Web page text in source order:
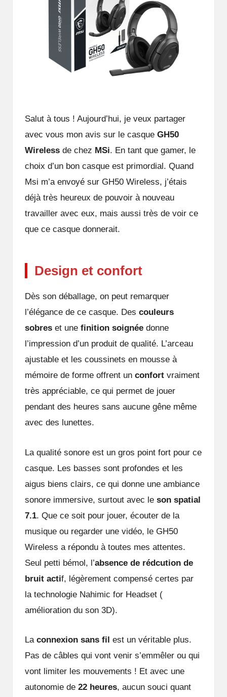
Salut à tous ! Aujourd’hui, je veux partager
avec vous mon avis sur le casque GH50
Wireless de chez MSi. En tant que gamer, le
choix d’un bon casque est primordial. Quand
Msi m’a envoyé sur GH50 Wireless, j’étais
déjà très heureux de pouvoir à nouveau
travailler avec eux, mais aussi très de voir ce
que ce casque donnerait.
Design et confort
Dès son déballage, on peut remarquer
l’élégance de ce casque. Des couleurs
sobres et une finition soignée donne
l’impression d’un produit de qualité. L’arceau
ajustable et les coussinets en mousse à
mémoire de forme offrent un confort vraiment
très appréciable, ce qui permet de jouer
pendant des heures sans aucune gêne même
avec des lunettes.
La qualité sonore est un gros point fort pour ce
casque. Les basses sont profondes et les
aigus biens clairs, ce qui donne une ambiance
sonore immersive, surtout avec le son spatial
7.1. Que ce soit pour jouer, écouter de la
musique ou regarder une vidéo, le GH50
Wireless a répondu à toutes mes attentes.
Seul petti bémol, l’absence de rédcution de
bruit actif, légèrement compensé certes par
la technologie Nahimic for Headset (
amélioration du son 3D).
La connexion sans fil est un véritable plus.
Pas de câbles qui vont venir s’emmêler ou qui
vont limiter les mouvements ! Et avec une
autonomie de 22 heures, aucun souci quant